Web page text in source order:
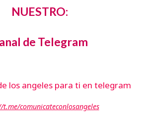
NUESTRO:
de Telegram
comunicateconlosangeles